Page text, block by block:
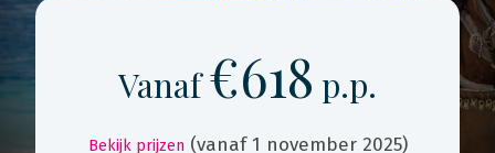
Vanaf€618 p.p.
Bekijk prijzen (vanaf 1 november 2025)